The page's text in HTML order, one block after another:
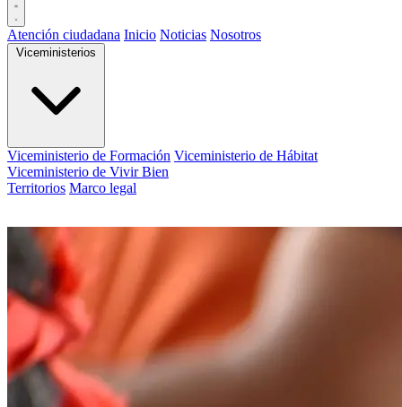
Atención ciudadana Inicio Noticias Nosotros
Viceministerios
Viceministerio de Formación Viceministerio de Hábitat
Viceministerio de Vivir Bien
Territorios Marco legal